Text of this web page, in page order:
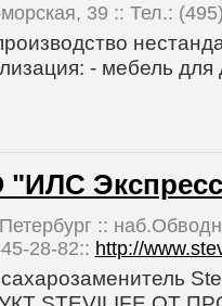
39 :: Тел.:
- мебель
::
28-82:: http://
сахарозаменитель